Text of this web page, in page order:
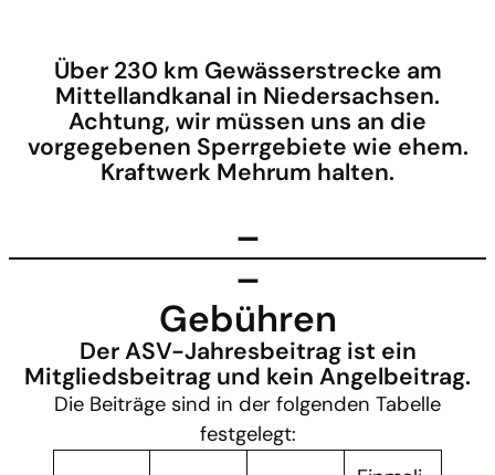
Über 230 km Gewässerstrecke am
Mittellandkanal in Niedersachsen.
Achtung, wir müssen uns an die
vorgegebenen Sperrgebiete wie ehem.
Kraftwerk Mehrum halten.
–
–
Gebühren
Der ASV-Jahresbeitrag ist ein
Mitgliedsbeitrag und kein Angelbeitrag.
Die Beiträge sind in der folgenden Tabelle
festgelegt: